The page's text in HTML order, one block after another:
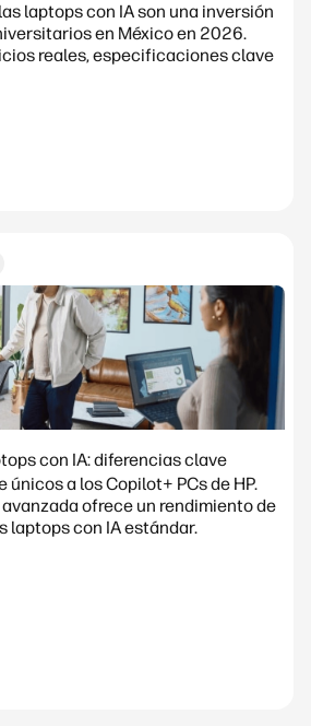
laptops con IA son una inversión
en México en 2026.
reales, especificaciones clave
con IA: diferencias clave
únicos a los Copilot+ PCs de HP.
ofrece un rendimiento de
laptops con IA estándar.